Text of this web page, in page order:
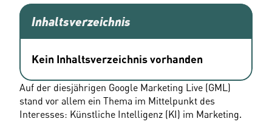
Inhaltsverzeichnis
Kein Inhaltsverzeichnis vorhanden
Auf der diesjährigen Google Marketing Live (GML)
stand vor allem ein Thema im Mittelpunkt des
Interesses: Künstliche Intelligenz (KI) im Marketing.